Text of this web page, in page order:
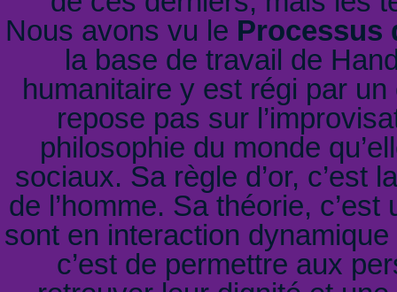
Nous avons vu le Processus
la base de travail de
humanitaire y est régi par
repose pas sur
philosophie du monde
sociaux. Sa règle d’or, c’est
de l’homme. Sa théorie,
sont en interaction
c’est de permettre aux